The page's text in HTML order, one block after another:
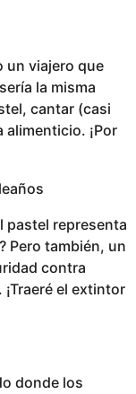
un viajero que
la misma
cantar (casi
¡Por
pastel representa
Pero también, un
contra
el extintor
donde los